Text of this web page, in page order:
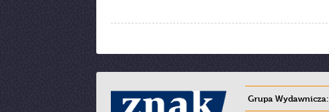
Grupa Wydawnicza: